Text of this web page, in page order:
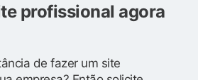
profissional agora
de fazer um site